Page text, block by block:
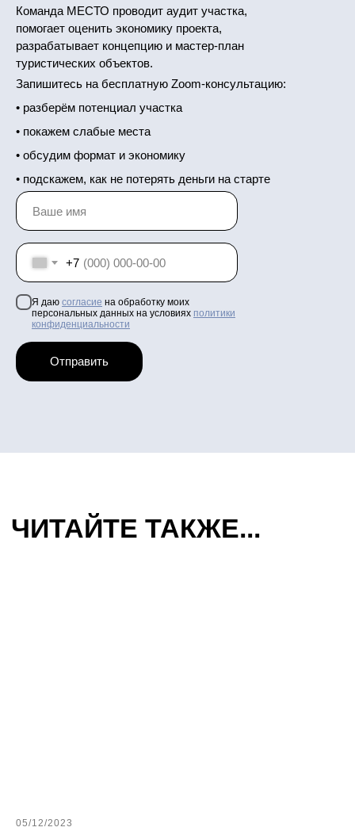
Команда МЕСТО проводит аудит участка,
помогает оценить экономику проекта,
разрабатывает концепцию и мастер-план
туристических объектов.
Запишитесь на бесплатную Zoom-консультацию:
• разберём потенциал участка
• покажем слабые места
• обсудим формат и экономику
• подскажем, как не потерять деньги на старте
+7
Я даю согласие на обработку моих
персональных данных на условиях политики
конфиденциальности
Отправить
05/12/2023